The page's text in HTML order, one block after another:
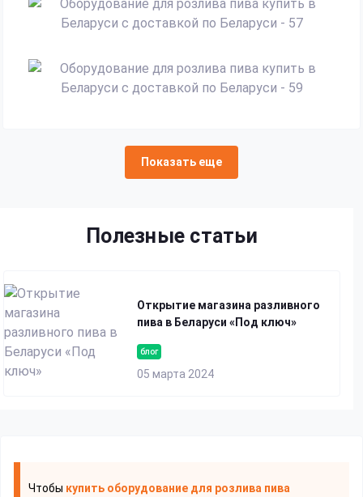
Показать еще
Полезные статьи
блог
05 марта 2024
Открытие магазина разливного
пива в Беларуси «Под ключ»
Чтобы купить оборудование для розлива пива